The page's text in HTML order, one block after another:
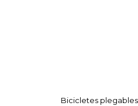
Bicicletes plegables